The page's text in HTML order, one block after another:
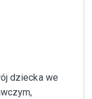
dziecka we